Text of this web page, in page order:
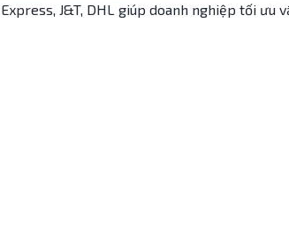
J&T, DHL giúp doanh nghiệp tối ưu